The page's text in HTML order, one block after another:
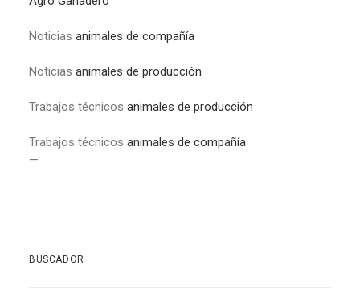
Noticias animales de compañía
Noticias animales de producción
Trabajos técnicos animales de producción
Trabajos técnicos animales de compañía
—
BUSCADOR